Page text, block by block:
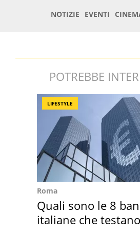
POTREBBE
LIFESTYLE
Roma
Quali sono le 8
italiane che